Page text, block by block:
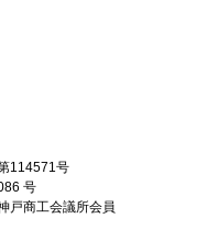
114571号
号
商工会議所会員